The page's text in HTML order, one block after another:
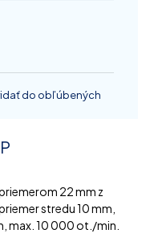
do obľúbených
22 mm z
stredu 10 mm,
max. 10 000 ot./min.